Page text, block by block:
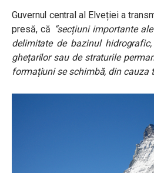
Guvernul central al Elveției a
presă, că “secțiuni importante
delimitate de bazinul
ghețarilor sau de straturile
formațiuni se schimbă, din cauza